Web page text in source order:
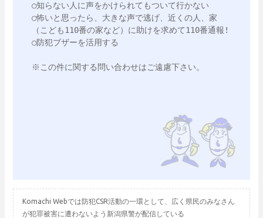
○知らない人に声をかけられてもついて行かない
○怖いと思ったら、大きな声で逃げ、近くの人、家
（こども110番の家など）に助けを求めて110番通報!
○防犯ブザーを活用する
※この件に関する問い合わせはご遠慮下さい。
Komachi Webでは防犯CSR活動の一環として、広く県民のみなさん
が犯罪被害に遭わないよう新潟県警が配信している